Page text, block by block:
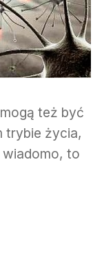
też być
trybie życia,
to